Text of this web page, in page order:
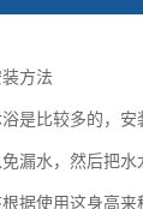
方法
是比较多的，
漏水，然后把
据使用这身高